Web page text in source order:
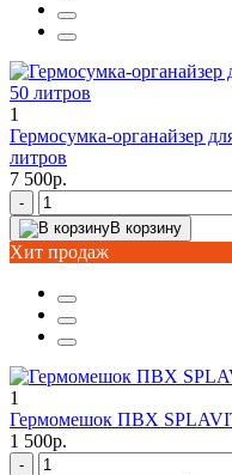
1
Гермосумка-органайзер
литров
7 500р.
-
В корзину
Хит продаж
1
Гермомешок ПВХ
1 500р.
-